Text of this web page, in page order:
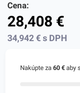
Cena:
28,408 €
34,942€ s DPH
Nakúpte za60 € aby